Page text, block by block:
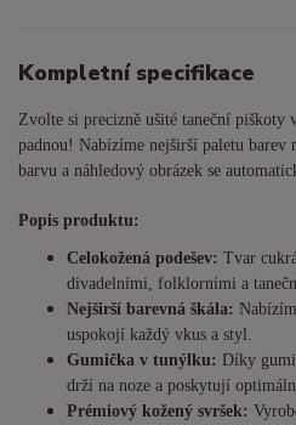
Kompletní specifikace
Zvolte si precizně ušité taneční piškoty
padnou! Nabízíme nejširší paletu barev
barvu a náhledový obrázek se
Popis produktu:
Celokožená podešev: Tvar
divadelními, folklorními a
Nejširší barevná škála:
uspokojí každý vkus a styl.
Gumička v tunýlku: Díky
drží na noze a poskytují
Prémiový kožený svršek: